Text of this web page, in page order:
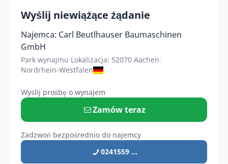
Wyślij niewiążące żądanie
Najemca: Carl Beutlhauser Baumaschinen
GmbH
Park wynajmu Lokalizacja: 52070 Aachen |
Nordrhein-Westfalen
Wyślij prośbę o wynajem
Zamów teraz
Zadzwoń bezpośrednio do najemcy
0241559 ...